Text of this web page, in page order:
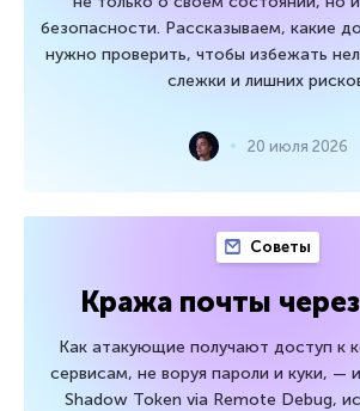
безопасности. Рассказываем, какие
нужно проверить, чтобы избежать
слежки и лишних
20 июля 2026
Советы
Кража почты
Как атакующие получают доступ к
сервисам, не воруя пароли и куки, —
Shadow Token via Remote Debug,